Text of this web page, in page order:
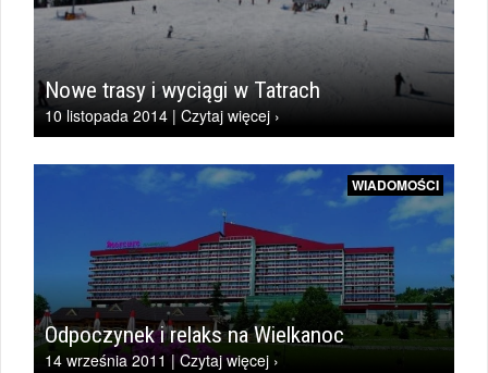
Nowe trasy i wyciągi w Tatrach
10 listopada 2014 | Czytaj więcej ›
WIADOMOŚCI
Odpoczynek i relaks na Wielkanoc
14 września 2011 | Czytaj więcej ›